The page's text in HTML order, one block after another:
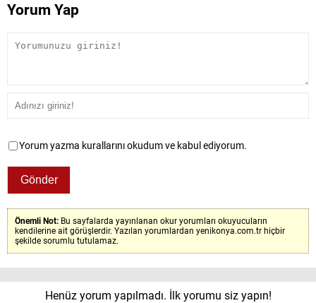
Yorum Yap
Yorum yazma kurallarını okudum ve kabul ediyorum.
Önemli Not: Bu sayfalarda yayınlanan okur yorumları okuyucuların
kendilerine ait görüşlerdir. Yazılan yorumlardan yenikonya.com.tr hiçbir
şekilde sorumlu tutulamaz.
Henüz yorum yapılmadı. İlk yorumu siz yapın!